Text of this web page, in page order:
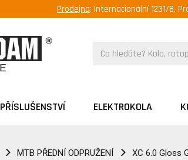
Prodejna: Internacionální 1231/8,
PŘÍSLUŠENSTVÍ ELEKTROKOLA
MTB PŘEDNÍ ODPRUŽENÍ XC 6.0 Gloss